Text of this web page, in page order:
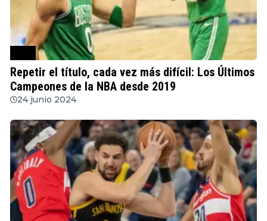
Repetir el título, cada vez más difícil: Los Últimos
Campeones de la NBA desde 2019
24 junio 2024